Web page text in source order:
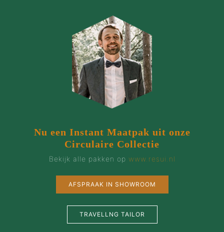
Nu een Instant Maatpak uit onze
Circulaire Collectie
Bekijk alle pakken op www.resui.nl
AFSPRAAK IN SHOWROOM
TRAVELLNG TAILOR